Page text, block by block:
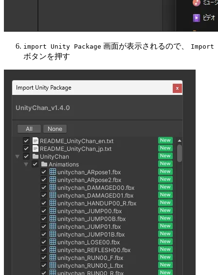
import Unity Package 画面が表示されるので、 Import
ボタンを押す